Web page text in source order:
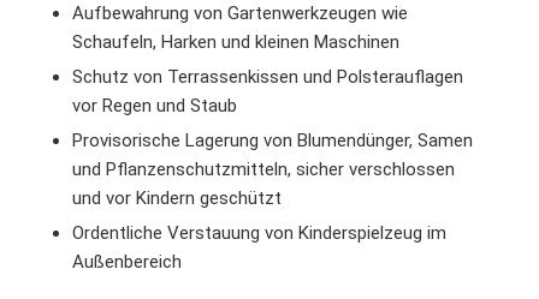
Aufbewahrung von Gartenwerkzeugen wie
Schaufeln, Harken und kleinen Maschinen
Schutz von Terrassenkissen und Polsterauflagen
vor Regen und Staub
Provisorische Lagerung von Blumendünger, Samen
und Pflanzenschutzmitteln, sicher verschlossen
und vor Kindern geschützt
Ordentliche Verstauung von Kinderspielzeug im
Außenbereich